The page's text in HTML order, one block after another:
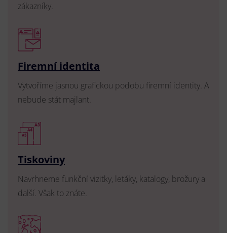
zákazníky.
Firemní identita
Vytvoříme jasnou grafickou podobu firemní identity. A
nebude stát majlant.
Tiskoviny
Navrhneme funkční vizitky, letáky, katalogy, brožury a
další. Však to znáte.